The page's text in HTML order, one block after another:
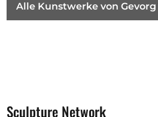
Alle Kunstwerke von Gevorg
Sculpture Network